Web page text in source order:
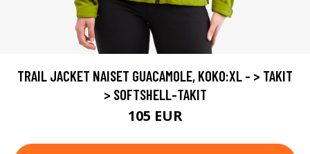
TRAIL JACKET NAISET GUACAMOLE, KOKO:XL - > TAKIT
> SOFTSHELL-TAKIT
105 EUR